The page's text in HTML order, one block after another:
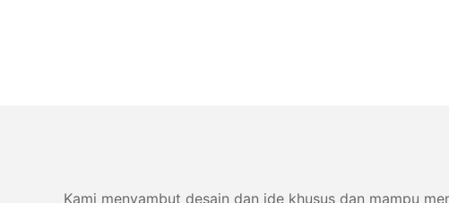
Kami menyambut desain dan ide khusus dan mampu